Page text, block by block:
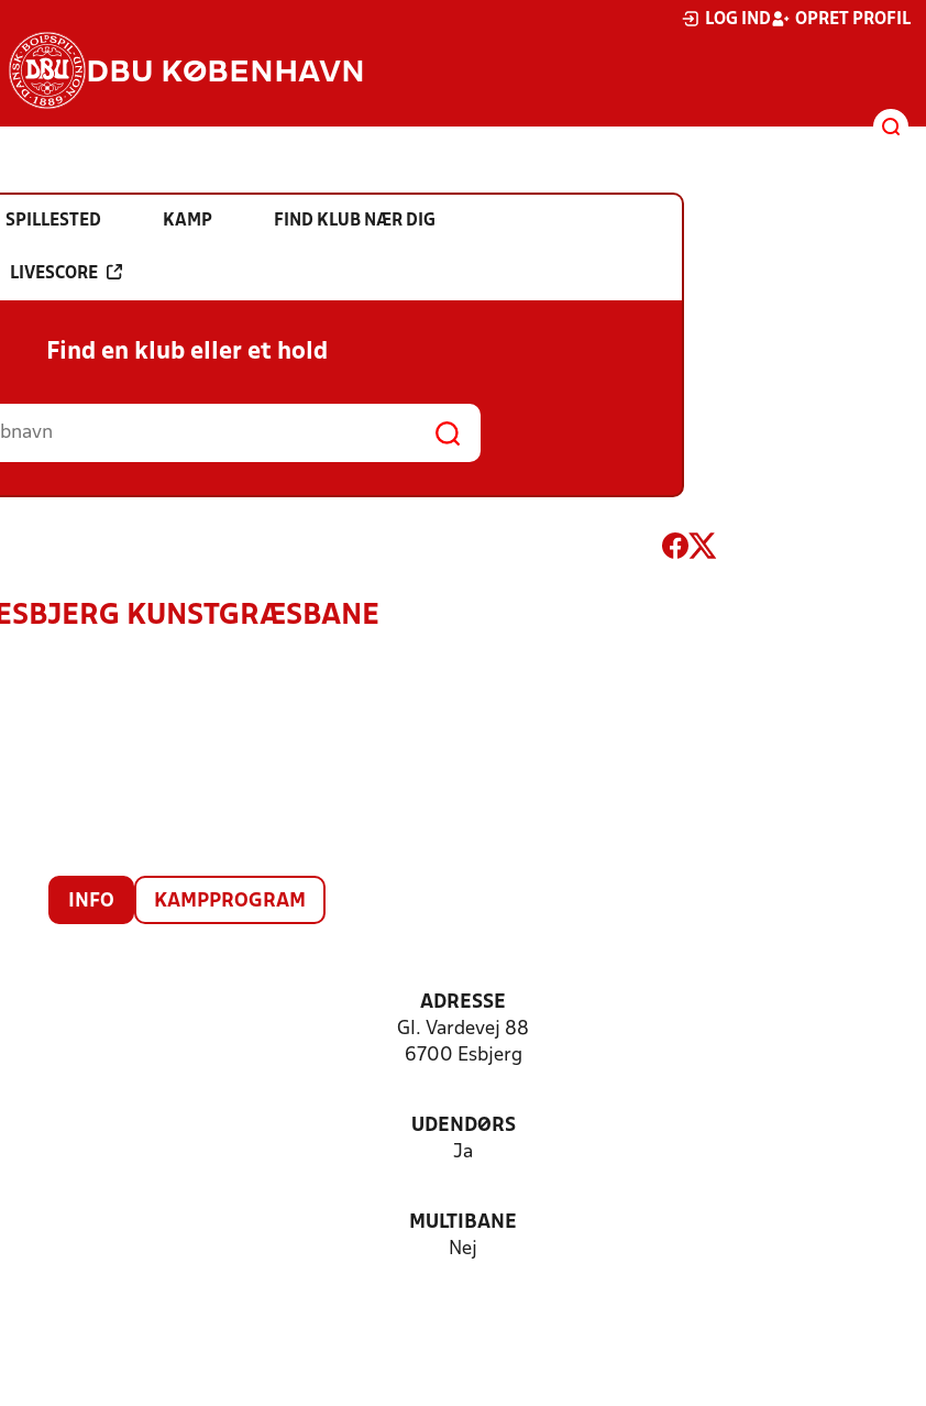
LOG IND OPRET PROFIL
DBU KØBENHAVN
SPILLESTED KAMP FIND KLUB NÆR DIG
LIVESCORE
Find en klub eller et hold
ESBJERG KUNSTGRÆSBANE
INFO KAMPPROGRAM
ADRESSE
Gl. Vardevej 88
6700 Esbjerg
UDENDØRS
Ja
MULTIBANE
Nej